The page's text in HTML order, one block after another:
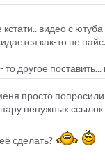
видео с
как-то не
другое поставить...
просто
ненужных ссылок
сделать?